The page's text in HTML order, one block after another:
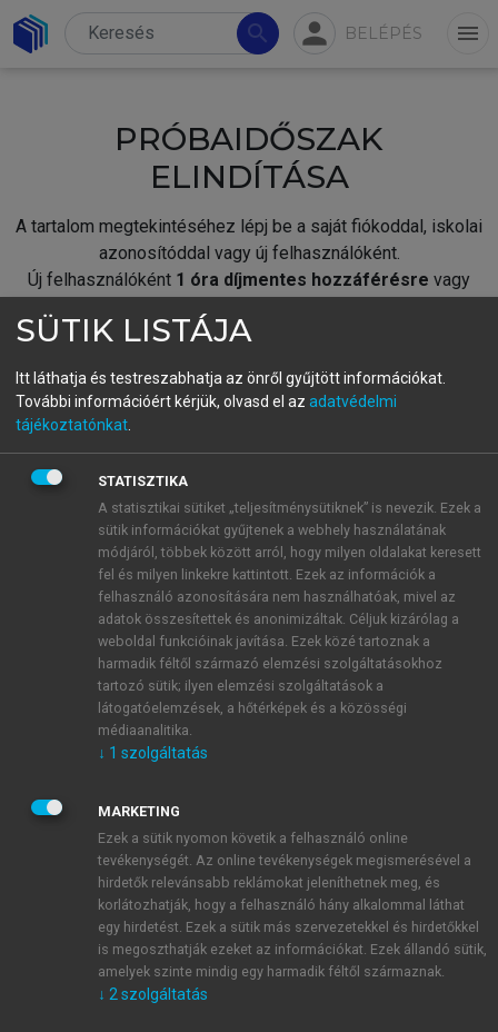
search person BELÉPÉS menu
PRÓBAIDŐSZAK
ELINDÍTÁSA
A tartalom megtekintéséhez lépj be a saját fiókoddal, iskolai
azonosítóddal vagy új felhasználóként.
Új felhasználóként 1 óra díjmentes hozzáférésre vagy
fiókoddal,vagy hozz létre új fiókot.
A regisztráció után apróbaidőszakautomatikusan
BELÉPÉS SAJÁT FIÓKKAL
ÚJ FIÓK LÉTREHOZÁSA
1 óra díjmentes hozzáférés
E-MAIL-CÍM
JELSZÓ
JELSZÓ ÚJRA
Kérek értesítést a MeRSZ újdonságairól, akcióiról.
Kérek értesítést az Akadémiai Kiadó Zrt. újdonságairól,
SÜTIK LISTÁJA
Itt láthatja és testreszabhatja az önről gyűjtött információkat.
További információért kérjük, olvasd el az adatvédelmi
tájékoztatónkat
STATISZTIKA
A statisztikai sütiket „teljesítménysütiknek” is nevezik. Ezek a
sütik információkat gyűjtenek a webhely használatának
módjáról, többek között arról, hogy milyen oldalakat keresett
fel és milyen linkekre kattintott. Ezek az információk a
felhasználó azonosítására nem használhatóak, mivel az
adatok összesítettek és anonimizáltak. Céljuk kizárólag a
weboldal funkcióinak javítása. Ezek közé tartoznak a
harmadik féltől származó elemzési szolgáltatásokhoz
tartozó sütik; ilyen elemzési szolgáltatások a
látogatóelemzések, a hőtérképek és a közösségi
médiaanalitika.
↓ 1 szolgáltatás
MARKETING
Ezek a sütik nyomon követik a felhasználó online
tevékenységét. Az online tevékenységek megismerésével a
hirdetők relevánsabb reklámokat jeleníthetnek meg, és
korlátozhatják, hogy a felhasználó hány alkalommal láthat
egy hirdetést. Ezek a sütik más szervezetekkel és hirdetőkkel
is megoszthatják ezeket az információkat. Ezek állandó sütik,
amelyek szinte mindig egy harmadik féltől származnak.
↓ 2 szolgáltatás